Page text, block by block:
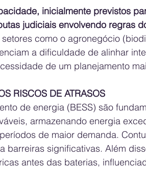
inicialmente previstos
judiciais envolvendo regras
como o agronegócio
a dificuldade de alinhar
de um planejamento
RISCOS DE ATRASOS
de energia (BESS) são
armazenando energia
de maior demanda.
barreiras significativas. Além
antes das baterias,